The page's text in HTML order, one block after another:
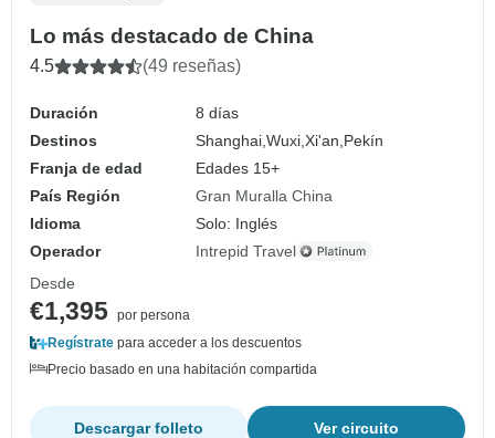
Lo más destacado de China
4.5 (49 reseñas)
Duración
8 días
Destinos
Shanghai,Wuxi,Xi'an, Pekín
Franja de edad
Edades 15+
País Región
Gran Muralla China
Idioma
Solo: Inglés
Operador
Intrepid Travel
Desde
€1,395 por persona
Regístrate para acceder a los descuentos
Precio basado en una habitación compartida
Ver circuito
Descargar folleto